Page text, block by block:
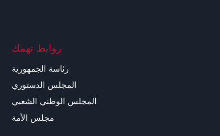
روابط تهمك
رئاسة الجمهورية
المجلس الدستوري
المجلس الوطني الشعبي
مجلس الأمة